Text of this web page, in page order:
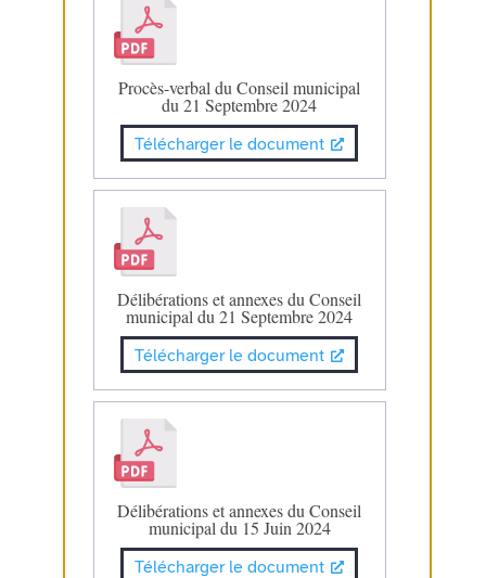
Procès-verbal du Conseil municipal
du 21 Septembre 2024
Télécharger le document
Délibérations et annexes du Conseil
municipal du 21 Septembre 2024
Télécharger le document
Délibérations et annexes du Conseil
municipal du 15 Juin 2024
Télécharger le document